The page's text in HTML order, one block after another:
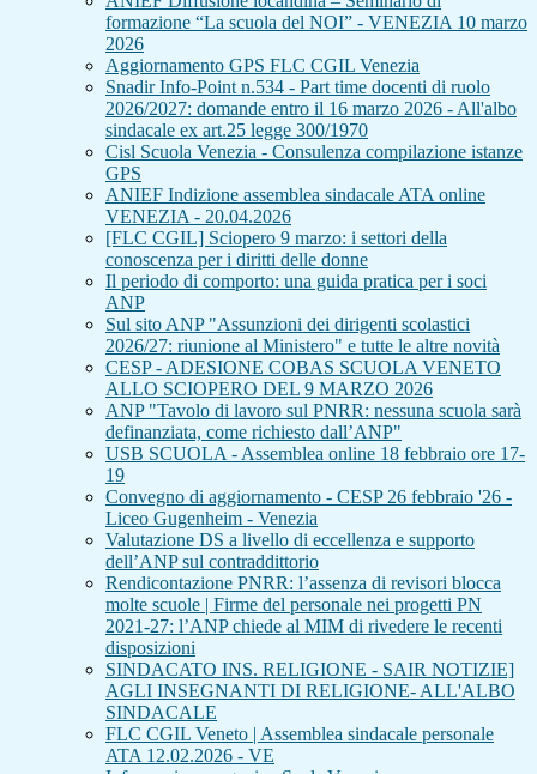
formazione “La scuola del NOI” - VENEZIA 10 marzo
2026
Aggiornamento GPS FLC CGIL Venezia
Snadir Info-Point n.534 - Part time docenti di ruolo
2026/2027: domande entro il 16 marzo 2026 - All'albo
sindacale ex art.25 legge 300/1970
Cisl Scuola Venezia - Consulenza compilazione istanze
GPS
ANIEF Indizione assemblea sindacale ATA online
VENEZIA - 20.04.2026
[FLC CGIL] Sciopero 9 marzo: i settori della
conoscenza per i diritti delle donne
Il periodo di comporto: una guida pratica per i soci
ANP
Sul sito ANP "Assunzioni dei dirigenti scolastici
2026/27: riunione al Ministero" e tutte le altre novità
CESP - ADESIONE COBAS SCUOLA VENETO
ALLO SCIOPERO DEL 9 MARZO 2026
ANP "Tavolo di lavoro sul PNRR: nessuna scuola sarà
definanziata, come richiesto dall’ANP"
USB SCUOLA - Assemblea online 18 febbraio ore 17-
19
Convegno di aggiornamento - CESP 26 febbraio '26 -
Liceo Gugenheim - Venezia
Valutazione DS a livello di eccellenza e supporto
dell’ANP sul contraddittorio
Rendicontazione PNRR: l’assenza di revisori blocca
molte scuole | Firme del personale nei progetti PN
2021-27: l’ANP chiede al MIM di rivedere le recenti
disposizioni
SINDACATO INS. RELIGIONE - SAIR NOTIZIE]
AGLI INSEGNANTI DI RELIGIONE- ALL'ALBO
SINDACALE
FLC CGIL Veneto | Assemblea sindacale personale
ATA 12.02.2026 - VE